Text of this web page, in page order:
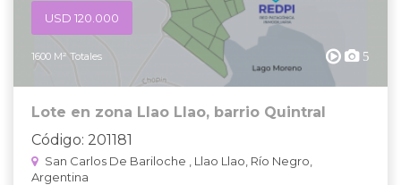
USD 120.000
1600 M² Totales 5
Lote en zona Llao Llao, barrio Quintral
Código: 201181
San Carlos De Bariloche , Llao Llao, Río Negro,
Argentina